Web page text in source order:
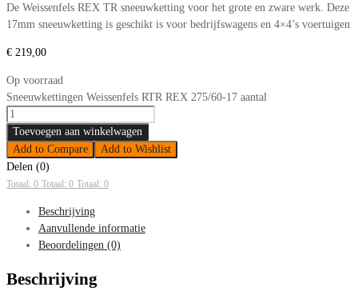
De Weissenfels REX TR sneeuwketting voor het grote en zware werk. Deze
17mm sneeuwketting is geschikt is voor bedrijfswagens en 4×4’s voertuigen
€ 219,00
Op voorraad
Sneeuwkettingen Weissenfels RTR REX 275/60-17 aantal
Toevoegen aan winkelwagen
Add to Compare
Add to Wishlist
Delen (0)
Totaal: 0 Totaal: 0 Totaal: 0
Beschrijving
Aanvullende informatie
Beoordelingen (0)
Beschrijving